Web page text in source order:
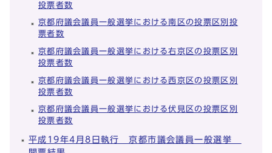
投票者数
京都府議会議員一般選挙における南区の投票区別投
票者数
京都府議会議員一般選挙における右京区の投票区別
投票者数
京都府議会議員一般選挙における西京区の投票区別
投票者数
京都府議会議員一般選挙における伏見区の投票区別
投票者数
平成19年4月8日執行 京都市議会議員一般選挙